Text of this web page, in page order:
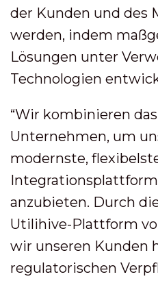
der Kunden und des
werden, indem
Lösungen unter
Technologien
“Wir kombinieren
Unternehmen, um
modernste,
anzubieten. Durch
Utilihive-Plattform
wir unseren Kunden
regulatorischen